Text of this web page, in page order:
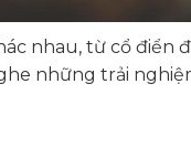
nhau, từ cổ điển
những trải